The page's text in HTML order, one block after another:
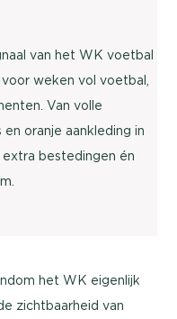
van het WK voetbal
weken vol voetbal,
Van volle
oranje aankleding in
bestedingen én
het WK eigenlijk
zichtbaarheid van